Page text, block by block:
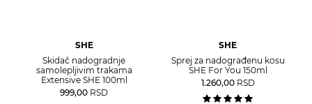
SHE
Skidač nadogradnje
samolepljivim trakama
Extensive SHE 100ml
999,00 RSD
SHE
Sprej za nadograđenu kosu
SHE For You 150ml
1.260,00 RSD